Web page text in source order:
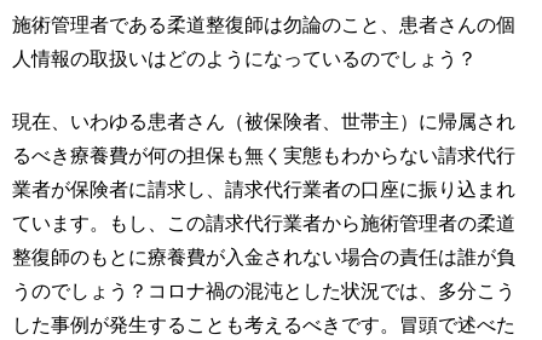
施術管理者である柔道整復師は勿論のこと、患者さんの個
人情報の取扱いはどのようになっているのでしょう？
現在、いわゆる患者さん（被保険者、世帯主）に帰属され
るべき療養費が何の担保も無く実態もわからない請求代行
業者が保険者に請求し、請求代行業者の口座に振り込まれ
ています。もし、この請求代行業者から施術管理者の柔道
整復師のもとに療養費が入金されない場合の責任は誰が負
うのでしょう？コロナ禍の混沌とした状況では、多分こう
した事例が発生することも考えるべきです。冒頭で述べた